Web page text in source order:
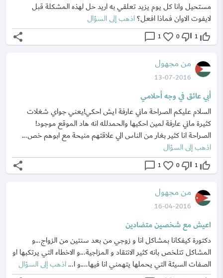
مستحيل وانا كل يوم يزيد تعلقي به اريد حل لهذه المشكلة قبل
لايفوت الاوان فماذا افعل؟اذهب إلى السؤال
thumb_up_off_alt
1
thumb_down_off_alt
0
favorite_border
1
chat_bubble_outline
share
من مجهول
13-07-2016
أبي عائق في وجه أحلامي
السلام عليكم الصراحة ماني عارفة ايش احكي!يعني جواي شغلات
كثيرة ماني عارفة لمين احكيها والحمدلله انه هاد الموقع موجود!
الصراحة انا كثير بغار من الناس الي علاقتهم منيحة مع ابوهم خص...
اذهب إلى السؤال
thumb_up_off_alt
1
thumb_down_off_alt
0
favorite_border
1
chat_bubble_outline
share
من مجهول
16-04-2016
اعيش مع شخصين متضادين
دكتورة كيفكانا بمشاكل انا و زوجي من بعد سنتين من الزواج...و
المشاكل تتلخص بانه كثير الانتقاد و المزاجية...و الاخطاء التي يرتكبها او
الصفات السيئة التي يحملها يتهمني انا فيها....و ا...اذهب إلى السؤال